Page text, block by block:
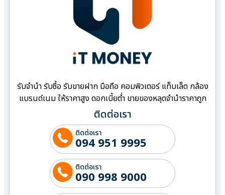
รับจำนำ รับซื้อ รับขายฝาก มือถือ คอมพิวเตอร์ แท็บเล็ต กล้อง
แบรนด์เนม ให้ราคาสูง ดอกเบี้ยต่ำ ขายของหลุดจำนำราคาถูก
ติดต่อเรา
ติดต่อเรา
094 951 9995
ติดต่อเรา
090 998 9000